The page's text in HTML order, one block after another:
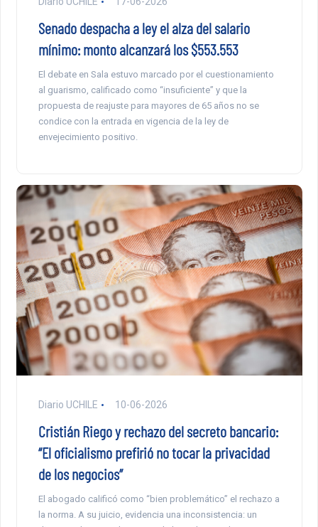
Senado despacha a ley el alza del salario
mínimo: monto alcanzará los $553.553
El debate en Sala estuvo marcado por el cuestionamiento
al guarismo, calificado como “insuficiente” y que la
propuesta de reajuste para mayores de 65 años no se
condice con la entrada en vigencia de la ley de
envejecimiento positivo.
Diario UCHILE 10-06-2026
Cristián Riego y rechazo del secreto bancario:
“El oficialismo prefirió no tocar la privacidad
de los negocios”
El abogado calificó como “bien problemático” el rechazo a
la norma. A su juicio, evidencia una inconsistencia: un